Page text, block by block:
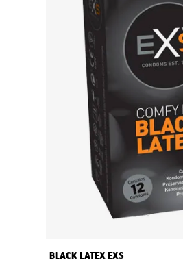
BLACK LATEX EXS